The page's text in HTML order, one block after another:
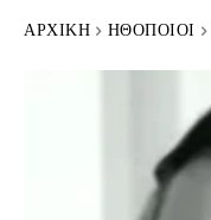
ΑΡΧΙΚΉ HΘΟΠΟΙΟΊ